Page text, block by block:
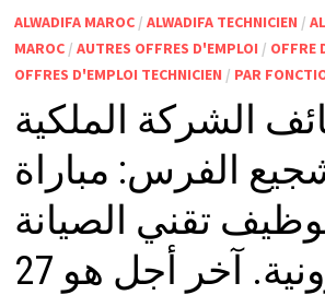
ALWADIFA MAROC/ ALWADIFA TECHNICIEN /
MAROC/ AUTRES OFFRES D'EMPLOI / OFFRE
OFFRES D'EMPLOI TECHNICIEN / PAR
الشركة الملكية
الفرس: مباراة
تقني الصيانة
الالكترونية. آخر أجل هو 27